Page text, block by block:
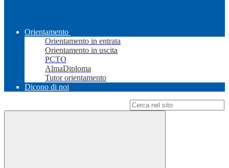
Orientamento
Orientamento in entrata
Orientamento in uscita
PCTO
AlmaDiploma
Tutor orientamento
Dicono di noi